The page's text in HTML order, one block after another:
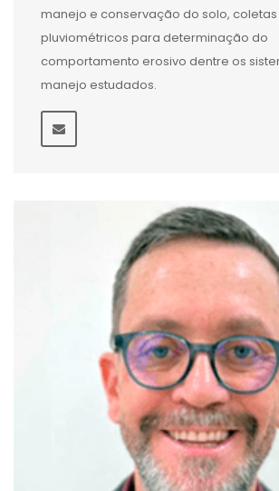
manejo e conservação do solo,
pluviométricos para determinação do
comportamento erosivo dentre os
manejo estudados.